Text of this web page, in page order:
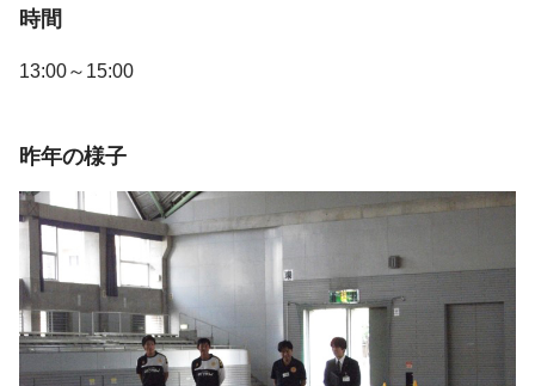
時間
13:00～15:00
昨年の様子